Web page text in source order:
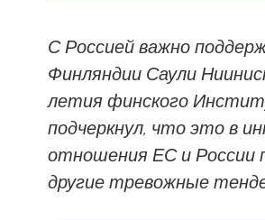
С Россией важно
Финляндии Саули
летия финского
подчеркнул, что это в
отношения ЕС и России
другие тревожные